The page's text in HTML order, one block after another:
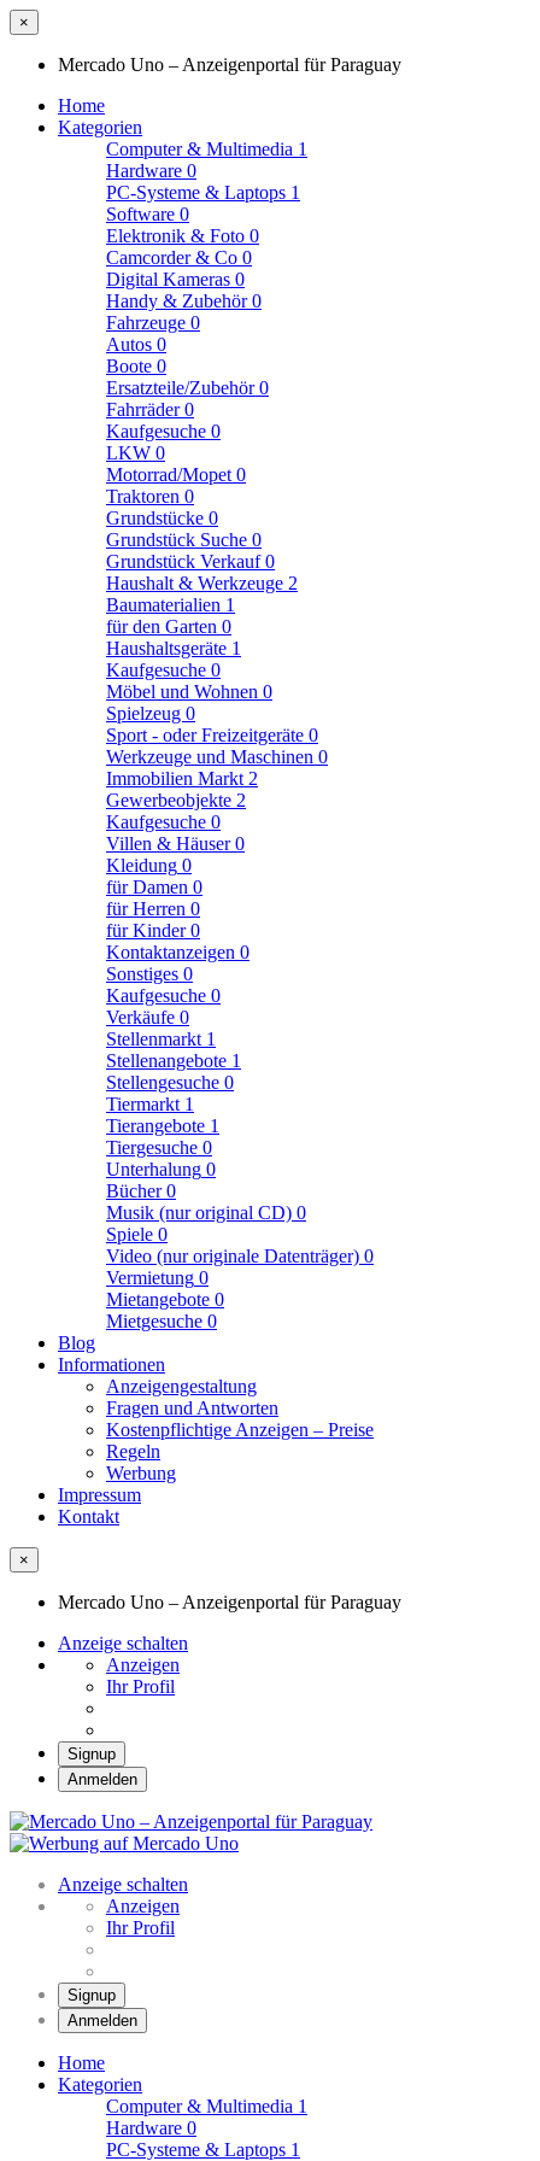
×
Mercado Uno – Anzeigenportal für Paraguay
Home
Kategorien
Computer & Multimedia 1
Hardware 0
PC-Systeme & Laptops 1
Software 0
Elektronik & Foto 0
Camcorder & Co 0
Digital Kameras 0
Handy & Zubehör0
Fahrzeuge 0
Autos 0
Boote 0
Ersatzteile/Zubehör0
Fahrräder0
Kaufgesuche 0
LKW 0
Motorrad/Mopet 0
Traktoren 0
Grundstücke 0
Grundstück Suche 0
Grundstück Verkauf0
Haushalt & Werkzeuge 2
Baumaterialien 1
für den Garten 0
Haushaltsgeräte 1
Kaufgesuche 0
Möbel und Wohnen 0
Spielzeug 0
Sport - oder Freizeitgeräte 0
Werkzeuge und Maschinen 0
Immobilien Markt 2
Gewerbeobjekte 2
Kaufgesuche 0
Villen & Häuser0
Kleidung 0
für Damen 0
für Herren 0
für Kinder0
Kontaktanzeigen 0
Sonstiges 0
Kaufgesuche 0
Verkäufe 0
Stellenmarkt 1
Stellenangebote 1
Stellengesuche 0
Tiermarkt 1
Tierangebote 1
Tiergesuche 0
Unterhalung 0
Bücher0
Musik (nur original CD) 0
Spiele 0
Video (nur originale Datenträger) 0
Vermietung 0
Mietangebote 0
Mietgesuche 0
Blog
Informationen
Anzeigengestaltung
Fragen und Antworten
Kostenpflichtige Anzeigen – Preise
Regeln
Werbung
Impressum
Kontakt
×
Mercado Uno – Anzeigenportal für Paraguay
Anzeige schalten
Anzeigen
Ihr Profil
Signup
Anmelden
Anzeige schalten
Anzeigen
Ihr Profil
Signup
Anmelden
Home
Kategorien
Computer & Multimedia 1
Hardware 0
PC-Systeme & Laptops 1